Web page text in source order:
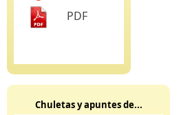
PDF
Chuletas y apuntes de...